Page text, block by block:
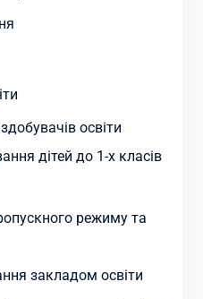
освіти
дітей до 1-х класів
режиму та
закладом освіти